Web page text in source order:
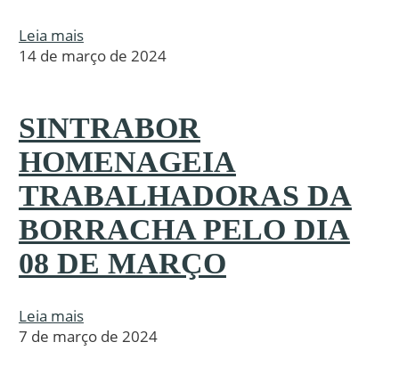
Leia mais
14 de março de 2024
SINTRABOR
HOMENAGEIA
TRABALHADORAS DA
BORRACHA PELO DIA
08 DE MARÇO
Leia mais
7 de março de 2024